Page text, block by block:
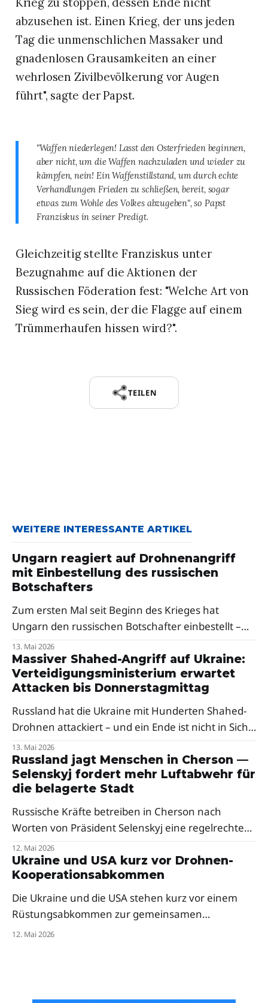
abzusehen ist. Einen Krieg, der uns jeden
Tag die unmenschlichen Massaker und
gnadenlosen Grausamkeiten an einer
wehrlosen Zivilbevölkerung vor Augen
führt", sagte der Papst.
"Waffen niederlegen! Lasst den Osterfrieden beginnen,
aber nicht, um die Waffen nachzuladen und wieder zu
kämpfen, nein! Ein Waffenstillstand, um durch echte
Verhandlungen Frieden zu schließen, bereit, sogar
etwas zum Wohle des Volkes abzugeben", so Papst
Franziskus in seiner Predigt.
Gleichzeitig stellte Franziskus unter
Bezugnahme auf die Aktionen der
Russischen Föderation fest: "Welche Art von
Sieg wird es sein, der die Flagge auf einem
Trümmerhaufen hissen wird?".
TEILEN
WEITERE INTERESSANTE ARTIKEL
Ungarn reagiert auf Drohnenangriff
mit Einbestellung des russischen
Botschafters
Zum ersten Mal seit Beginn des Krieges hat
Ungarn den russischen Botschafter einbestellt –
als Reaktion auf russische Drohnenangriffe auf die
Oblast Transkarpatien. Premierminister Péter
Magyar sprach von einer klaren Verurteilung,
Selenskyj dankte Budapest.
13. Mai 2026
Massiver Shahed-Angriff auf Ukraine:
Verteidigungsministerium erwartet
Attacken bis Donnerstagmittag
Russland hat die Ukraine mit Hunderten Shahed-
Drohnen attackiert – und ein Ende ist nicht in Sicht.
Ein Berater des Verteidigungsministeriums warnt
vor weiteren Raketenangriffen in der Nacht.
Besonders hart traf es den Westen des Landes.
13. Mai 2026
Russland jagt Menschen in Cherson —
Selenskyj fordert mehr Luftabwehr für
die belagerte Stadt
Russische Kräfte betreiben in Cherson nach
Worten von Präsident Selenskyj eine regelrechte
Menschenjagd mit Drohnen. Der Präsident fordert
dringend mehr Abfangsysteme und Mittel zur
elektronischen Kriegsführung für die frontnahe
Stadt.
12. Mai 2026
Ukraine und USA kurz vor Drohnen-
Kooperationsabkommen
Die Ukraine und die USA stehen kurz vor einem
Rüstungsabkommen zur gemeinsamen
Drohnenproduktion. Das Pentagon hat
12. Mai 2026